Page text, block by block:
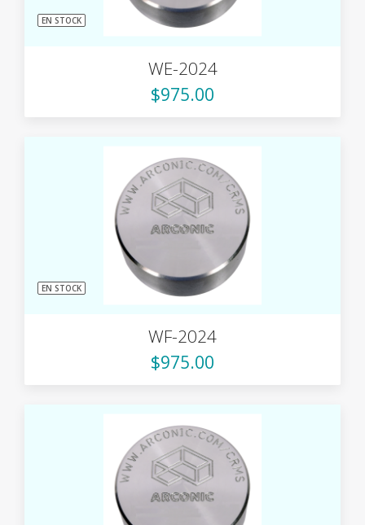
EN STOCK
WE-2024
$975.00
EN STOCK
WF-2024
$975.00